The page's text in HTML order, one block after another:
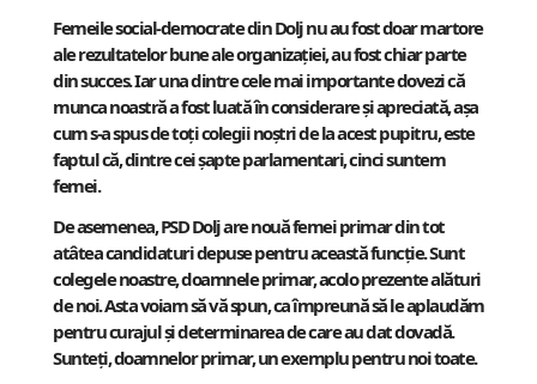
Femeile social-democrate din Dolj nu au fost doar martore
ale rezultatelor bune ale organizației, au fost chiar parte
din succes. Iar una dintre cele mai importante dovezi că
munca noastră a fost luată în considerare și apreciată, așa
cum s-a spus de toți colegii noștri de la acest pupitru, este
faptul că, dintre cei șapte parlamentari, cinci suntem
femei.
De asemenea, PSD Dolj are nouă femei primar din tot
atâtea candidaturi depuse pentru această funcție. Sunt
colegele noastre, doamnele primar, acolo prezente alături
de noi. Asta voiam să vă spun, ca împreună să le aplaudăm
pentru curajul și determinarea de care au dat dovadă.
Sunteți, doamnelor primar, un exemplu pentru noi toate.